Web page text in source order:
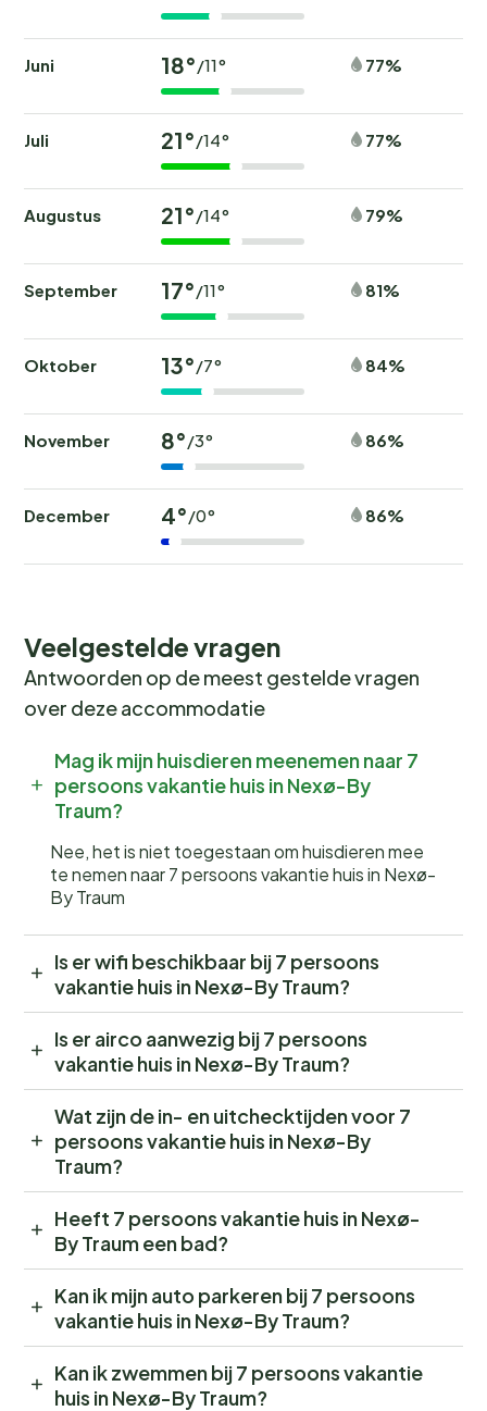
Juni 18°/11° 77%
Juli 21°/14° 77%
Augustus 21°/14° 79%
September 17°/11° 81%
Oktober 13°/7° 84%
November 8°/3° 86%
December 4°/0° 86%
Veelgestelde vragen
Antwoorden op de meest gestelde vragen
over deze accommodatie
Mag ik mijn huisdieren meenemen naar 7
persoons vakantie huis in Nexø-By
Traum?
Nee, het is niet toegestaan om huisdieren mee
te nemen naar 7 persoons vakantie huis in Nexø-
By Traum
Is er wifi beschikbaar bij 7 persoons
vakantie huis in Nexø-By Traum?
Is er airco aanwezig bij 7 persoons
vakantie huis in Nexø-By Traum?
Wat zijn de in- en uitchecktijden voor 7
persoons vakantie huis in Nexø-By
Traum?
Heeft 7 persoons vakantie huis in Nexø-
By Traum een bad?
Kan ik mijn auto parkeren bij 7 persoons
vakantie huis in Nexø-By Traum?
Kan ik zwemmen bij 7 persoons vakantie
huis in Nexø-By Traum?